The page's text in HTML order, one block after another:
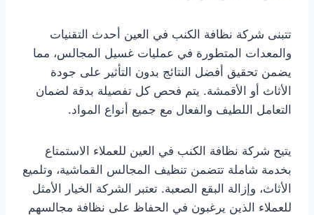
تتبنى شركة نظافة الكنب في العين أحدث التقنيات
والمعدات المتطورة في عمليات غسيل المجالس، مما
يضمن تحقيق أفضل النتائج بدون التأثير على جودة
الأثاث أو الأقمشة. يتم فحص كل تفصيلة بدقة لضمان
التعامل اللطيف والفعال مع جميع أنواع المواد.
يتيح شركة نظافة الكنب في العين للعملاء الاستمتاع
بخدمة شاملة تتضمن تنظيف المجالس القماشية، وتلميع
الأثاث، وإزالة البقع الصعبة. تعتبر الشركة الخيار الأمثل
للعملاء الذين يرغبون في الحفاظ على نظافة مجالسهم